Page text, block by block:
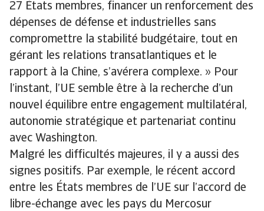
27 États membres, financer un renforcement des
dépenses de défense et industrielles sans
compromettre la stabilité budgétaire, tout en
gérant les relations transatlantiques et le
rapport à la Chine, s’avérera complexe. » Pour
l’instant, l’UE semble être à la recherche d’un
nouvel équilibre entre engagement multilatéral,
autonomie stratégique et partenariat continu
avec Washington.
Malgré les difficultés majeures, il y a aussi des
signes positifs. Par exemple, le récent accord
entre les États membres de l’UE sur l’accord de
libre-échange avec les pays du Mercosur